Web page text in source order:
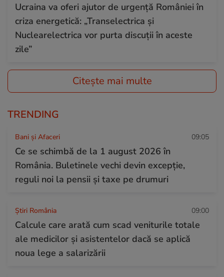
Ucraina va oferi ajutor de urgență României în
criza energetică: „Transelectrica şi
Nuclearelectrica vor purta discuţii în aceste
zile”
Citește mai multe
TRENDING
Bani și Afaceri 09:05
Ce se schimbă de la 1 august 2026 în
România. Buletinele vechi devin excepție,
reguli noi la pensii și taxe pe drumuri
Știri România 09:00
Calcule care arată cum scad veniturile totale
ale medicilor și asistentelor dacă se aplică
noua lege a salarizării